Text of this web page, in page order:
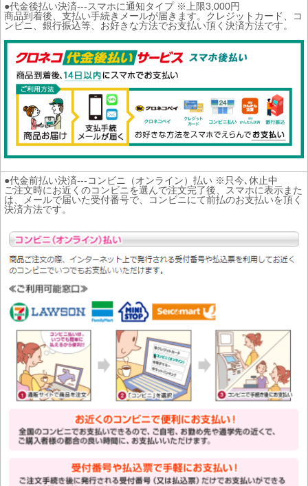
●代金後払い決済---スマホに通知タイプ ※上限3,000円
商品到着後、支払い手続きメールが届きます。クレジットカード、コ
ンビニ、銀行振込等、お好きな方法でお支払い頂く決済方法です。
●代金前払い決済---コンビニ（オンライン）払い ※只今､休止中
ご注文時にお近くのコンビニを選んで注文完了後、スマホに表示また
は、メールで届いた受付番号で、コンビニにて前払のお支払いを頂く
決済方法です。